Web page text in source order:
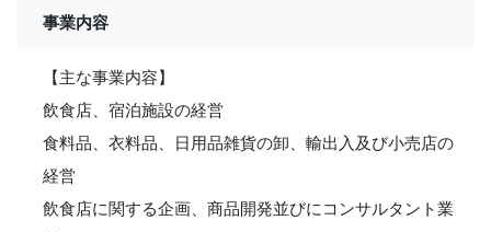
事業内容
【主な事業内容】
飲食店、宿泊施設の経営
食料品、衣料品、日用品雑貨の卸、輸出入及び小売店の
経営
飲食店に関する企画、商品開発並びにコンサルタント業